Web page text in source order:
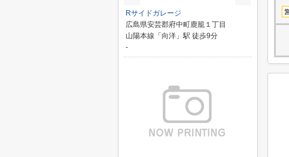
Rサイドガレージ
広島県安芸郡府中町鹿籠１丁目
山陽本線「向洋」駅 徒歩9分
-